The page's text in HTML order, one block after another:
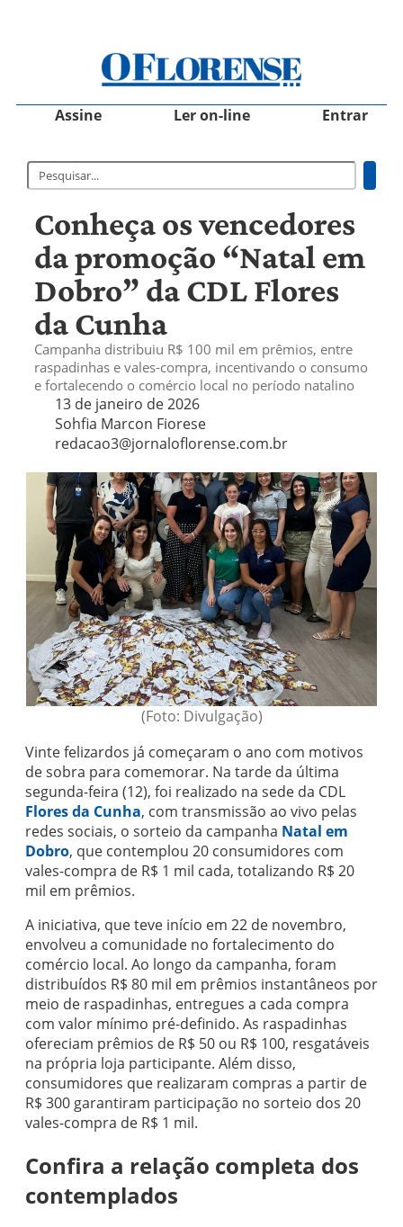
Assine Ler on-line Entrar
Conheça os vencedores
da promoção “Natal em
Dobro” da CDL Flores
da Cunha
Campanha distribuiu R$ 100 mil em prêmios, entre
raspadinhas e vales-compra, incentivando o consumo
e fortalecendo o comércio local no período natalino
13 de janeiro de 2026
Sohfia Marcon Fiorese
redacao3@jornaloflorense.com.br
(Foto: Divulgação)
Vinte felizardos já começaram o ano com motivos
de sobra para comemorar. Na tarde da última
segunda-feira (12), foi realizado na sede da CDL
Flores da Cunha, com transmissão ao vivo pelas
redes sociais, o sorteio da campanha Natal em
Dobro, que contemplou 20 consumidores com
vales-compra de R$ 1 mil cada, totalizando R$ 20
mil em prêmios.
A iniciativa, que teve início em 22 de novembro,
envolveu a comunidade no fortalecimento do
comércio local. Ao longo da campanha, foram
distribuídos R$ 80 mil em prêmios instantâneos por
meio de raspadinhas, entregues a cada compra
com valor mínimo pré-definido. As raspadinhas
ofereciam prêmios de R$ 50 ou R$ 100, resgatáveis
na própria loja participante. Além disso,
consumidores que realizaram compras a partir de
R$ 300 garantiram participação no sorteio dos 20
vales-compra de R$ 1 mil.
Confira a relação completa dos
contemplados